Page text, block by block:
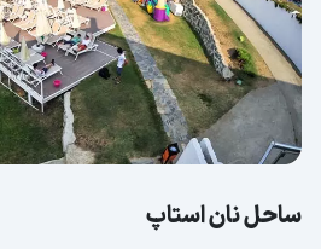
ساحل نان استاپ